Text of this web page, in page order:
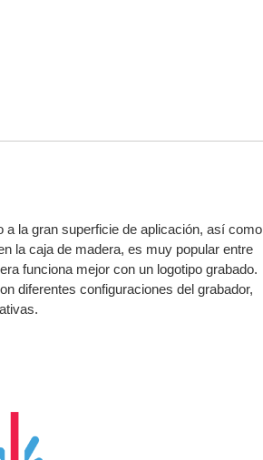
a la gran superficie de aplicación, así como
la caja de madera, es muy popular entre
funciona mejor con un logotipo grabado.
diferentes configuraciones del grabador,